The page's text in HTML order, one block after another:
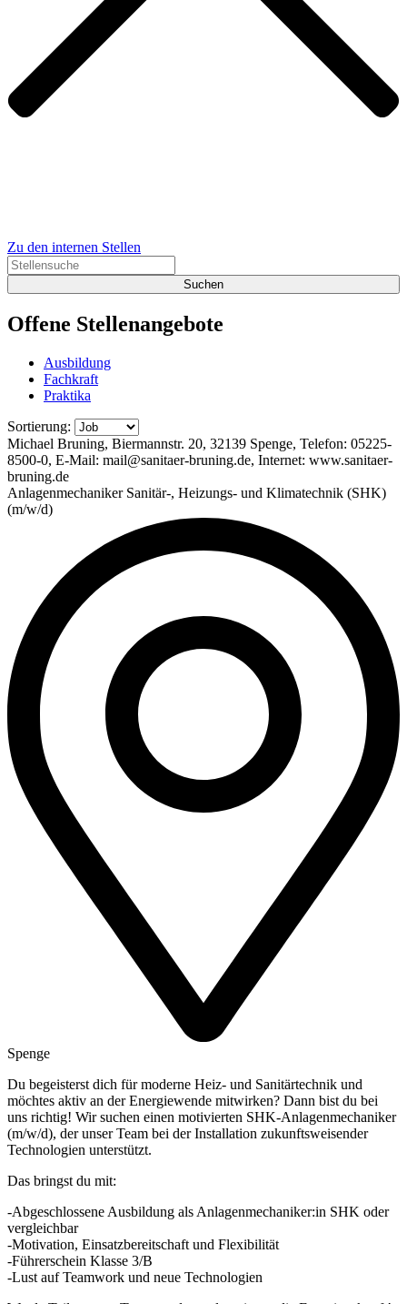
Zu den internen Stellen
Offene Stellenangebote
Ausbildung
Fachkraft
Praktika
Sortierung:
Michael Bruning, Biermannstr. 20, 32139 Spenge, Telefon: 05225-
8500-0, E-Mail: mail@sanitaer-bruning.de, Internet: www.sanitaer-
bruning.de
Anlagenmechaniker Sanitär-, Heizungs- und Klimatechnik (SHK)
(m/w/d)
Spenge
Du begeisterst dich für moderne Heiz- und Sanitärtechnik und
möchtes aktiv an der Energiewende mitwirken? Dann bist du bei
uns richtig! Wir suchen einen motivierten SHK-Anlagenmechaniker
(m/w/d), der unser Team bei der Installation zukunftsweisender
Technologien unterstützt.
Das bringst du mit:
-Abgeschlossene Ausbildung als Anlagenmechaniker:in SHK oder
vergleichbar
-Motivation, Einsatzbereitschaft und Flexibilität
-Führerschein Klasse 3/B
-Lust auf Teamwork und neue Technologien